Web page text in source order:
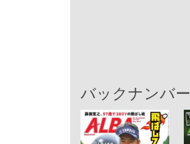
バックナンバー